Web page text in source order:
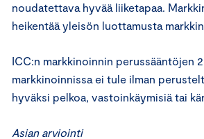
noudatettava hyvää liiketapaa.
heikentää yleisön luottamusta
ICC:n markkinoinnin perussääntöjen
markkinoinnissa ei tule ilman
hyväksi pelkoa, vastoinkäymisiä tai
Asian arviointi